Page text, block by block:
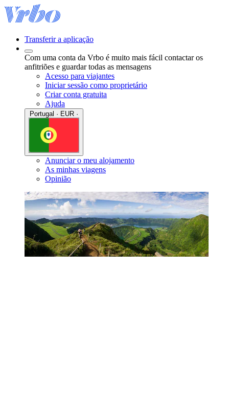
Transferir a aplicação
Com uma conta da Vrbo é muito mais fácil contactar os
anfitriões e guardar todas as mensagens
Acesso para viajantes
Iniciar sessão como proprietário
Criar conta gratuita
Ajuda
Anunciar o meu alojamento
As minhas viagens
Opinião